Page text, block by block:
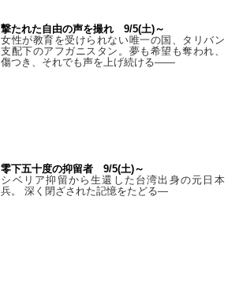
撃たれた自由の声を撮れ 9/5(土)～
女性が教育を受けられない唯一の国、タリバン
支配下のアフガニスタン。夢も希望も奪われ、
傷つき、それでも声を上げ続ける——
零下五十度の抑留者 9/5(土)～
シベリア抑留から生還した台湾出身の元日本
兵。 深く閉ざされた記憶をたどる—